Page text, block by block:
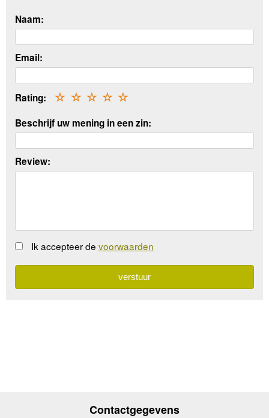
Naam:
Email:
Rating: ☆
☆
☆
☆
☆
Beschrijf uw mening in een zin:
Review:
Ik accepteer de voorwaarden
Contactgegevens